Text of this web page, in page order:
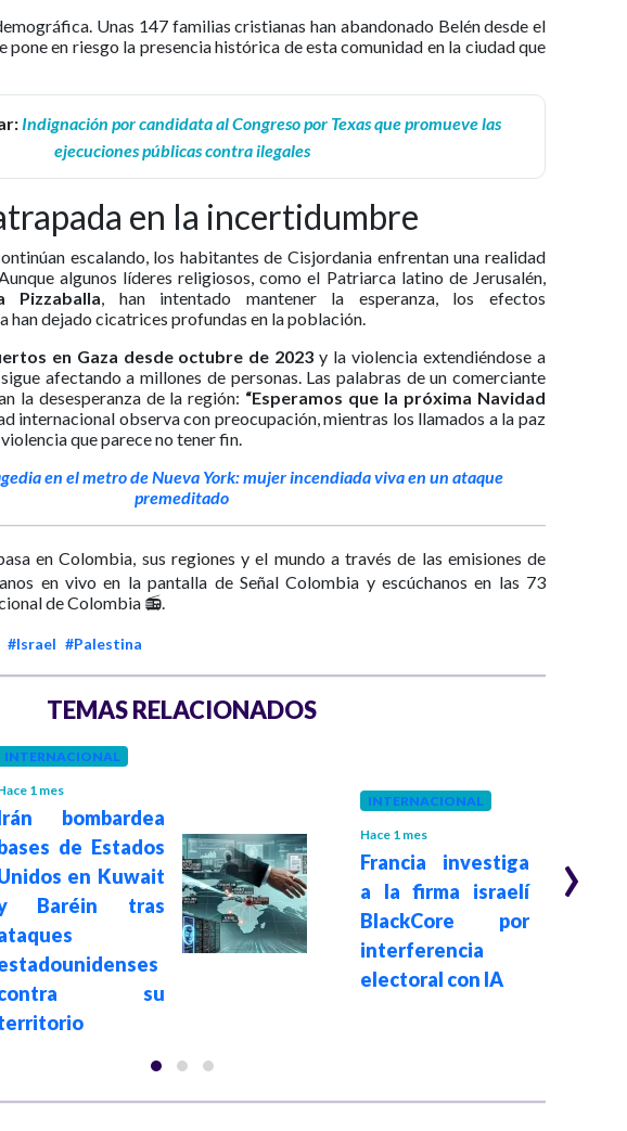
Unas 147 familias cristianas han abandonado Belén desde el
en riesgo la presencia histórica de esta comunidad en la ciudad que
Indignación por candidata al Congreso por Texas que promueve las
ejecuciones públicas contra ilegales
en la incertidumbre
escalando, los habitantes de Cisjordania enfrentan una realidad
algunos líderes religiosos, como el Patriarca latino de Jerusalén,
Pizzaballa, han intentado mantener la esperanza, los efectos
han dejado cicatrices profundas en la población.
en Gaza desde octubre de 2023y la violencia extendiéndose a
afectando a millones de personas. Las palabras de un comerciante
la desesperanza de la región: “Esperamos que la próxima Navidad
internacional observa con preocupación, mientras los llamados a la paz
que parece no tener fin.
en el metro de Nueva York: mujer incendiada viva en un ataque
premeditado
en Colombia, sus regiones y el mundo a través de las emisiones de
en vivo en la pantalla de Señal Colombia y escúchanos en las 73
de Colombia 📻.
#Israel #Palestina
TEMAS RELACIONADOS
INTERNACIONAL
1 mes
bombardea
de Estados
en Kuwait
Baréin tras
su
INTERNACIONAL
Hace 1 mes
Francia investiga
a la firma israelí
BlackCore por
interferencia
electoral con IA
›